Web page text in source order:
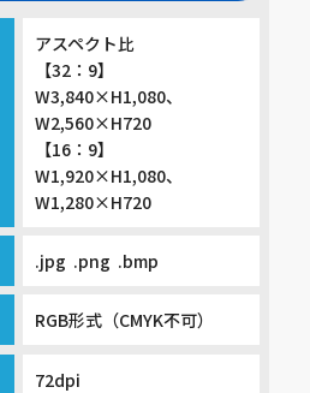
アスペクト比
【32：9】
W3,840×H1,080、
W2,560×H720
【16：9】
W1,920×H1,080、
W1,280×H720
.jpg .png .bmp
RGB形式（CMYK不可）
72dpi